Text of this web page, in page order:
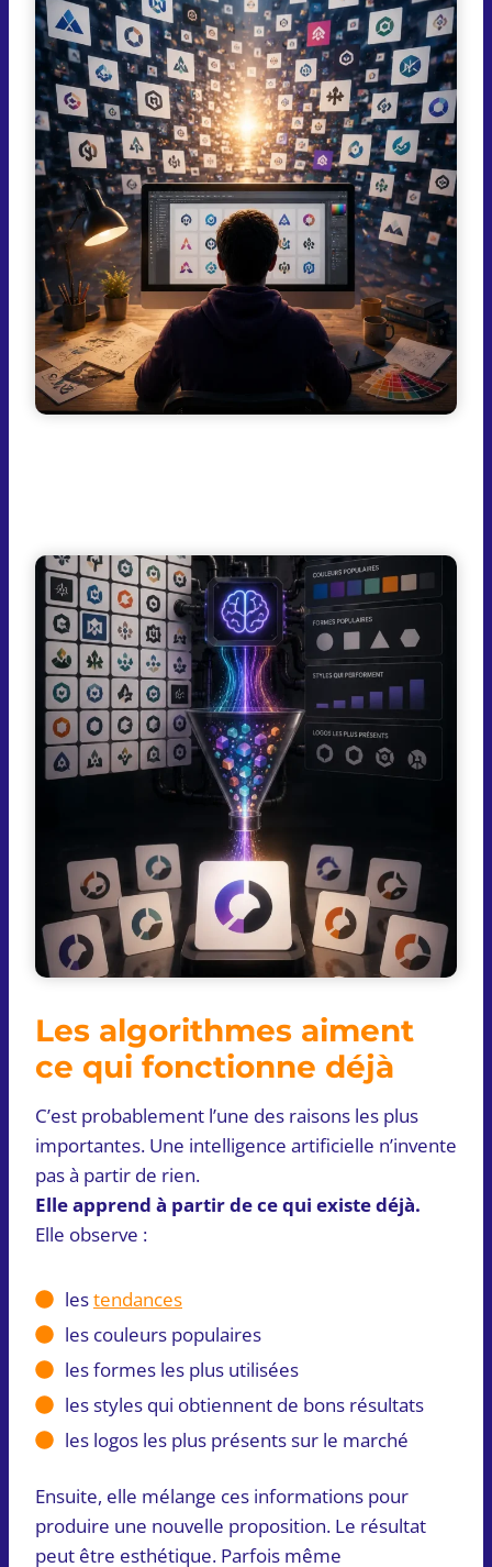
Les algorithmes aiment
ce qui fonctionne déjà
C’est probablement l’une des raisons les plus
importantes. Une intelligence artificielle n’invente
pas à partir de rien.
Elle apprend à partir de ce qui existe déjà.
Elle observe :
lestendances
les couleurs populaires
les formes les plus utilisées
les styles qui obtiennent de bons résultats
les logos les plus présents sur le marché
Ensuite, elle mélange ces informations pour
produire une nouvelle proposition. Le résultat
peut être esthétique. Parfois même